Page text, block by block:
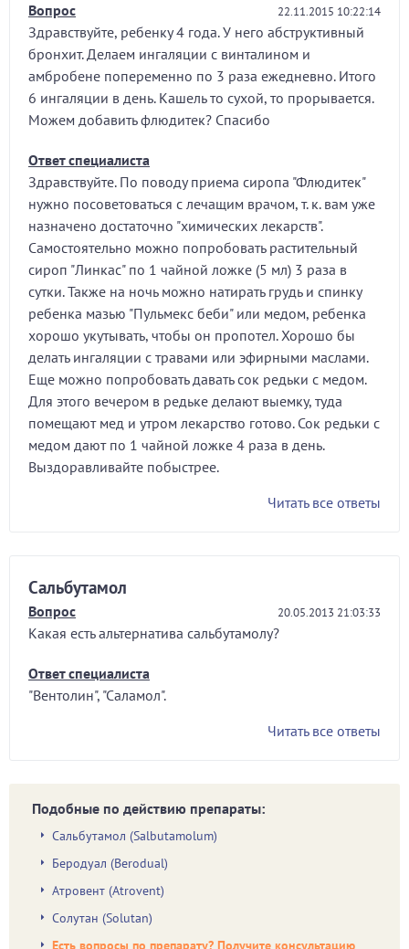
Вопрос 22.11.2015 10:22:14
Здравствуйте, ребенку 4 года. У него абструктивный
бронхит. Делаем ингаляции с винталином и
амбробене попеременно по 3 раза ежедневно. Итого
6 ингаляции в день. Кашель то сухой, то прорывается.
Можем добавить флюдитек? Спасибо
Ответ специалиста
Здравствуйте. По поводу приема сиропа "Флюдитек"
нужно посоветоваться с лечащим врачом, т. к. вам уже
назначено достаточно "химических лекарств".
Самостоятельно можно попробовать растительный
сироп "Линкас" по 1 чайной ложке (5 мл) 3 раза в
сутки. Также на ночь можно натирать грудь и спинку
ребенка мазью "Пульмекс беби" или медом, ребенка
хорошо укутывать, чтобы он пропотел. Хорошо бы
делать ингаляции с травами или эфирными маслами.
Еще можно попробовать давать сок редьки с медом.
Для этого вечером в редьке делают выемку, туда
помещают мед и утром лекарство готово. Сок редьки с
медом дают по 1 чайной ложке 4 раза в день.
Выздоравливайте побыстрее.
Читать все ответы
Сальбутамол
Вопрос 20.05.2013 21:03:33
Какая есть альтернатива сальбутамолу?
Ответ специалиста
"Вентолин", "Саламол".
Читать все ответы
Подобные по действию препараты:
Сальбутамол (Salbutamolum)
Беродуал (Berodual)
Атровент (Atrovent)
Солутан (Solutan)
Есть вопросы по препарату? Получите консультацию